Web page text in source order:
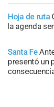
Hoja de ruta
la agenda
Santa Fe
presentó un